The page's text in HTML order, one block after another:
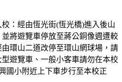
：經由恆光街(恆光橋)進入後山
將遊覽車停放至蔣公銅像週遭較
環山二道改停至環山網球場，請
遊覽車、一般小客車請勿在本校
國小附近上下車步行至本校正